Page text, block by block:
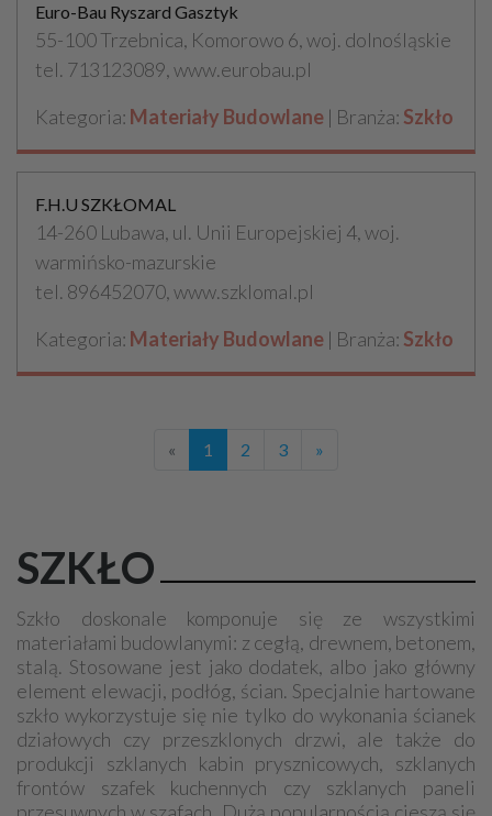
Euro-Bau Ryszard Gasztyk
55-100 Trzebnica, Komorowo 6, woj. dolnośląskie
tel. 713123089, www.eurobau.pl
Kategoria: Materiały Budowlane | Branża: Szkło
F.H.U SZKŁOMAL
14-260 Lubawa, ul. Unii Europejskiej 4, woj.
warmińsko-mazurskie
tel. 896452070, www.szklomal.pl
Kategoria: Materiały Budowlane | Branża: Szkło
« 1 2 3 »
SZKŁO
Szkło doskonale komponuje się ze wszystkimi
materiałami budowlanymi: z cegłą, drewnem, betonem,
stalą. Stosowane jest jako dodatek, albo jako główny
element elewacji, podłóg, ścian. Specjalnie hartowane
szkło wykorzystuje się nie tylko do wykonania ścianek
działowych czy przeszklonych drzwi, ale także do
produkcji szklanych kabin prysznicowych, szklanych
frontów szafek kuchennych czy szklanych paneli